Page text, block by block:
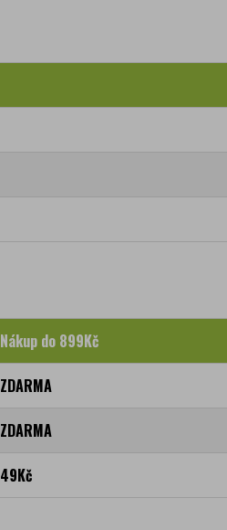
Nákup do 899Kč
ZDARMA
ZDARMA
49Kč